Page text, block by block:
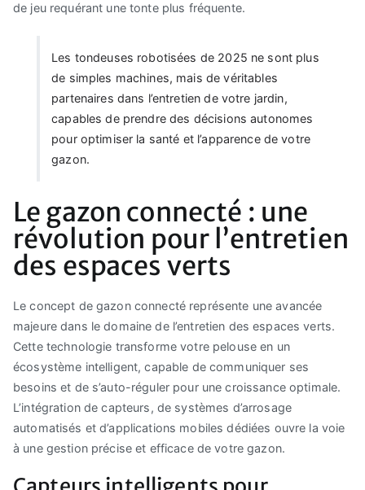
de jeu requérant une tonte plus fréquente.
Les tondeuses robotisées de 2025 ne sont plus
de simples machines, mais de véritables
partenaires dans l’entretien de votre jardin,
capables de prendre des décisions autonomes
pour optimiser la santé et l’apparence de votre
gazon.
Le gazon connecté : une
révolution pour l’entretien
des espaces verts
Le concept de gazon connecté représente une avancée
majeure dans le domaine de l’entretien des espaces verts.
Cette technologie transforme votre pelouse en un
écosystème intelligent, capable de communiquer ses
besoins et de s’auto-réguler pour une croissance optimale.
L’intégration de capteurs, de systèmes d’arrosage
automatisés et d’applications mobiles dédiées ouvre la voie
à une gestion précise et efficace de votre gazon.